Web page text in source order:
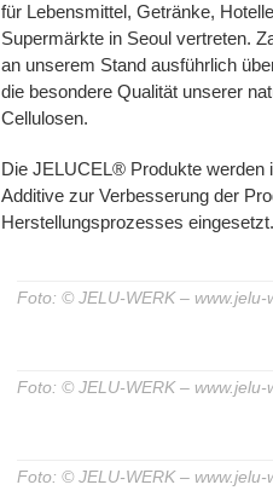
für Lebensmittel, Getränke,
Supermärkte in Seoul vertreten.
an unserem Stand ausführlich
die besondere Qualität unserer
Cellulosen.
Die JELUCEL® Produkte werden
Additive zur Verbesserung der
Herstellungsprozesses eingesetzt.
Foto: © JELU-WERK – www.jelu-
Foto: © JELU-WERK – www.jelu-
Foto: © JELU-WERK – www.jelu-